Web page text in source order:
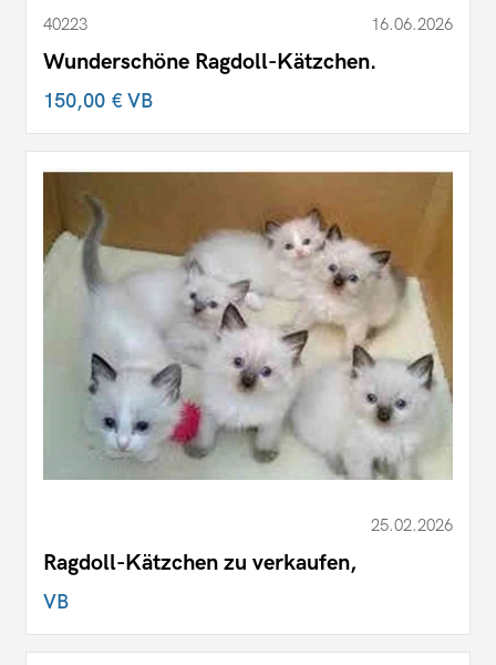
40223 16.06.2026
Wunderschöne Ragdoll-Kätzchen.
150,00 €VB
25.02.2026
Ragdoll-Kätzchen zu verkaufen,
VB